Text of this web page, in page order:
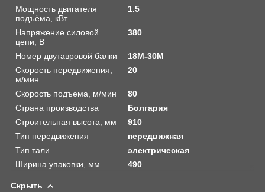
Мощность двигателя
подъёма, кВт
1.5
Напряжение силовой
цепи, В
380
Номер двутавровой балки
18М-30М
Скорость передвижения,
м/мин
20
Скорость подъема, м/мин
80
Страна производства
Болгария
Строительная высота, мм
910
Тип передвижения
передвижная
Тип тали
электрическая
Ширина упаковки, мм
490
Скрыть